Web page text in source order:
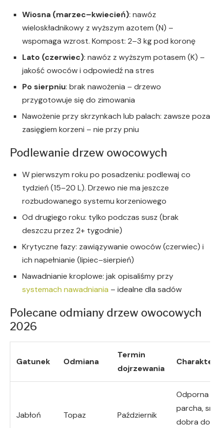
Wiosna (marzec–kwiecień): nawóz
wieloskładnikowy z wyższym azotem (N) –
wspomaga wzrost. Kompost: 2–3 kg pod koronę
Lato (czerwiec): nawóz z wyższym potasem (K) –
jakość owoców i odpowiedź na stres
Po sierpniu: brak nawożenia – drzewo
przygotowuje się do zimowania
Nawożenie przy skrzynkach lub palach: zawsze poza
zasięgiem korzeni – nie przy pniu
Podlewanie drzew owocowych
W pierwszym roku po posadzeniu: podlewaj co
tydzień (15–20 L). Drzewo nie ma jeszcze
rozbudowanego systemu korzeniowego
Od drugiego roku: tylko podczas susz (brak
deszczu przez 2+ tygodnie)
Krytyczne fazy: zawiązywanie owoców (czerwiec) i
ich napełnianie (lipiec–sierpień)
Nawadnianie kroplowe: jak opisaliśmy przy
systemach nawadniania – idealne dla sadów
Polecane odmiany drzew owocowych
2026
Gatunek Odmiana
Termin
dojrzewania
Jabłoń Topaz Październik
Odporna na
parcha,
dobra do